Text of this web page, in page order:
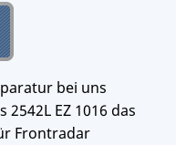
bei uns
EZ 1016 das
Frontradar